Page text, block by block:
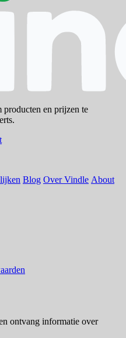
en prijzen te
Blog Over Vindle About
ontvang informatie over